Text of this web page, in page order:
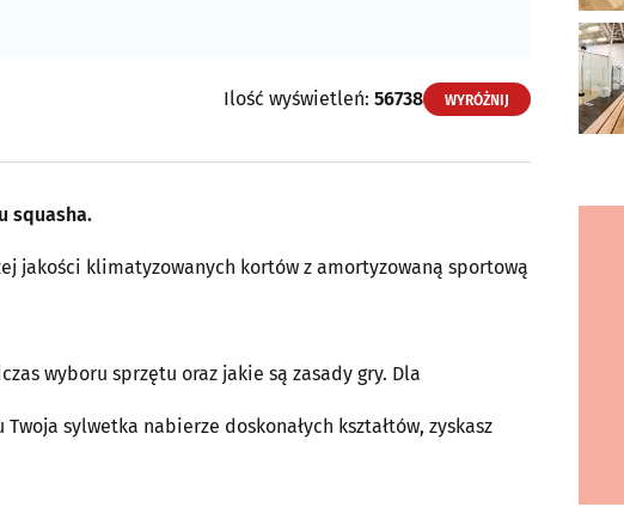
Ilość wyświetleń: 56738 WYRÓŻNIJ
squasha.
jakości klimatyzowanych kortów z amortyzowaną sportową
wyboru sprzętu oraz jakie są zasady gry. Dla
sylwetka nabierze doskonałych kształtów, zyskasz